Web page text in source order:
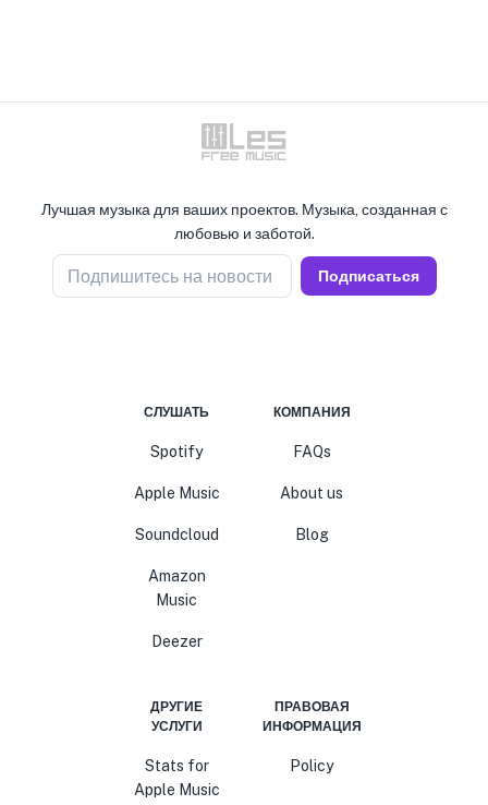
Лучшая музыка для ваших проектов. Музыка, созданная с
любовью и заботой.
Подпишитесь на новости Подписаться
СЛУШАТЬ
Spotify
Apple Music
Soundcloud
Amazon
Music
Deezer
КОМПАНИЯ
FAQs
About us
Blog
ДРУГИЕ
УСЛУГИ
Stats for
Apple Music
ПРАВОВАЯ
ИНФОРМАЦИЯ
Policy